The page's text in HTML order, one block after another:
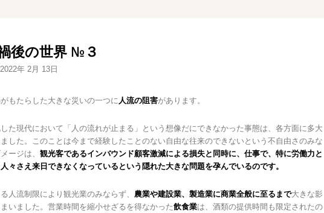
後の世界 №３
2022年 2月 13日
もたらした大きな災いの一つに人流の阻害があります。
た現代において「人の流れが止まる」という想像だにできなかった事態は、各方面に多大
した。このことは今まで経験したことのない自由な往来のできないという不自由さのみな
ージは、 観光客であるインバウンド顧客激減による損失と同時に、仕事で、特に労働力と
々さえ来日できなくなっているという隠れた大きな問題を孕んでいるのです。
人流制限により観光業のみならず、 農業や建設業、製造業に商業全般に至るまで大きな影
いました。営業時間を縮小せざるを得なかった飲食業は、酒類の提供時間も限定されたの